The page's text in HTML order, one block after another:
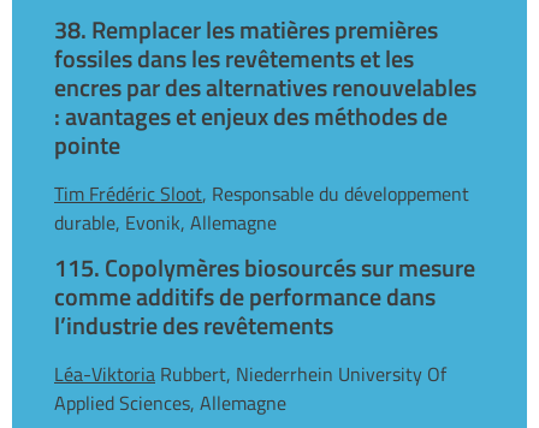
38. Remplacer les matières premières
fossiles dans les revêtements et les
encres par des alternatives renouvelables
: avantages et enjeux des méthodes de
pointe
Tim Frédéric Sloot, Responsable du développement
durable, Evonik, Allemagne
115. Copolymères biosourcés sur mesure
comme additifs de performance dans
l’industrie des revêtements
Léa-Viktoria Rubbert, Niederrhein University Of
Applied Sciences, Allemagne